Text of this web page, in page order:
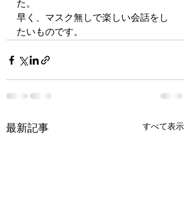
た。
早く、マスク無しで楽しい会話をし
たいものです。
最新記事 すべて表示